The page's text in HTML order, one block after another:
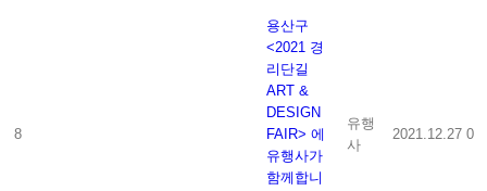
8
용산구
<2021 경
리단길
ART &
DESIGN
FAIR> 에
유행사가
함께합니
유행
사
2021.12.27 0